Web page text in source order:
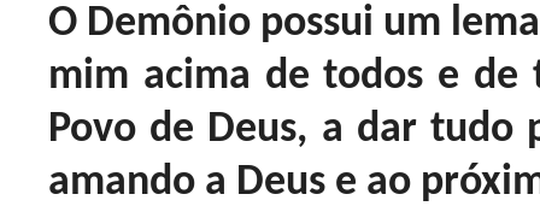
O Demônio possui um
mim acima de todos e de
Povo de Deus, a dar tudo
amando a Deus e ao